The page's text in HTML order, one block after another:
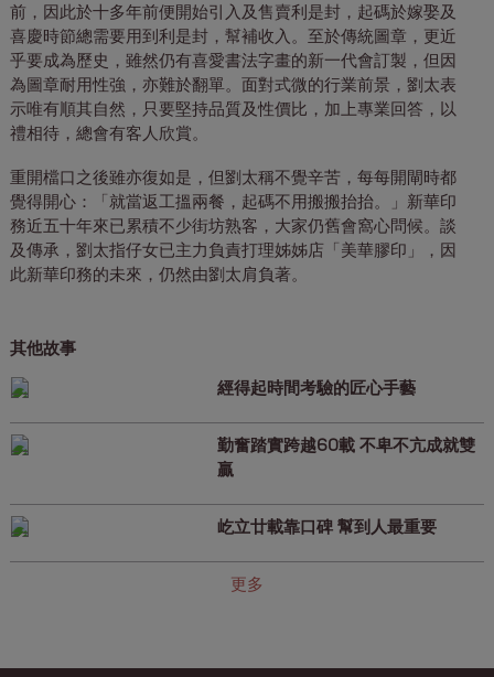
前，因此於十多年前便開始引入及售賣利是封，起碼於嫁娶及
喜慶時節總需要用到利是封，幫補收入。至於傳統圖章，更近
乎要成為歷史，雖然仍有喜愛書法字畫的新一代會訂製，但因
為圖章耐用性強，亦難於翻單。面對式微的行業前景，劉太表
示唯有順其自然，只要堅持品質及性價比，加上專業回答，以
禮相待，總會有客人欣賞。
重開檔口之後雖亦復如是，但劉太稱不覺辛苦，每每開閘時都
覺得開心：「就當返工搵兩餐，起碼不用搬搬抬抬。」新華印
務近五十年來已累積不少街坊熟客，大家仍舊會窩心問候。談
及傳承，劉太指仔女已主力負責打理姊姊店「美華膠印」，因
此新華印務的未來，仍然由劉太肩負著。
其他故事
經得起時間考驗的匠心手藝
勤奮踏實跨越60載 不卑不亢成就雙
贏
屹立廿載靠口碑 幫到人最重要
更多